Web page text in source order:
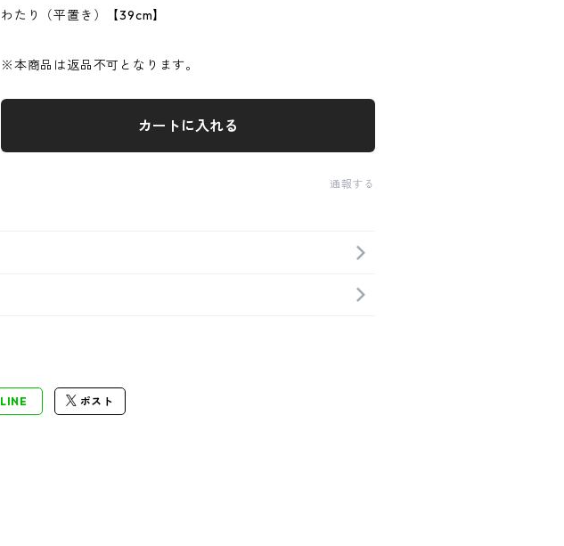
わたり（平置き）【39cm】
※本商品は返品不可となります。
カートに入れる
通報する
LINE ポスト